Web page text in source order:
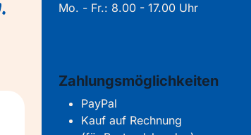
Mo. - Fr.: 8.00 - 17.00 Uhr
Zahlungsmöglichkeiten
PayPal
Kauf auf Rechnung